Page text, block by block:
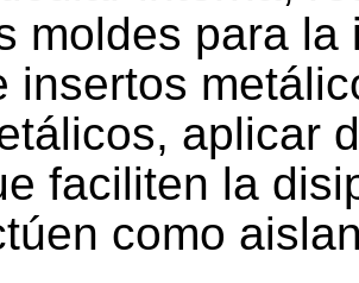
moldes para la
insertos
aplicar
faciliten la
como